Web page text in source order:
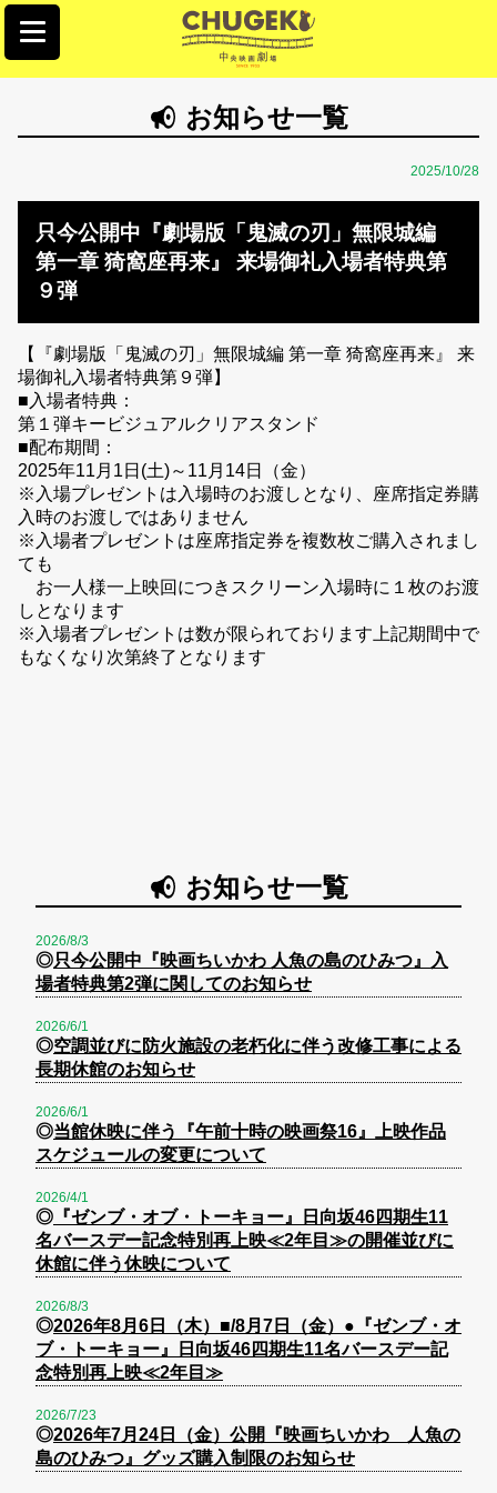
お知らせ一覧
2025/10/28
只今公開中『劇場版「鬼滅の刃」無限城編
第一章 猗窩座再来』 来場御礼入場者特典第
９弾
【『劇場版「鬼滅の刃」無限城編 第一章 猗窩座再来』 来
場御礼入場者特典第９弾】
■入場者特典：
第１弾キービジュアルクリアスタンド
■配布期間：
2025年11月1日(土)～11月14日（金）
※入場プレゼントは入場時のお渡しとなり、座席指定券購
入時のお渡しではありません
※入場者プレゼントは座席指定券を複数枚ご購入されまし
ても
お一人様一上映回につきスクリーン入場時に１枚のお渡
しとなります
※入場者プレゼントは数が限られております上記期間中で
もなくなり次第終了となります
お知らせ一覧
2026/8/3
◎只今公開中『映画ちいかわ 人魚の島のひみつ』入
場者特典第2弾に関してのお知らせ
2026/6/1
◎空調並びに防火施設の老朽化に伴う改修工事による
長期休館のお知らせ
2026/6/1
◎当館休映に伴う『午前十時の映画祭16』上映作品
スケジュールの変更について
2026/4/1
◎ 『ゼンブ・オブ・トーキョー』日向坂46四期生11
名バースデー記念特別再上映≪2年目≫の開催並びに
休館に伴う休映について
2026/8/3
◎2026年8月6日（木）■/8月7日（金）●『ゼンブ・オ
ブ・トーキョー』日向坂46四期生11名バースデー記
念特別再上映≪2年目≫
2026/7/23
◎2026年7月24日（金）公開『映画ちいかわ 人魚の
島のひみつ』グッズ購入制限のお知らせ